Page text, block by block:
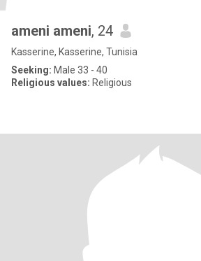
ameni ameni, 24
Kasserine, Kasserine, Tunisia
Seeking: Male 33 - 40
Religious values: Religious